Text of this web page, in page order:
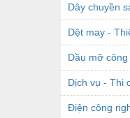
Dây chuyền
Dệt may -
Dầu mỡ
Dịch vụ - Thi
Điện công